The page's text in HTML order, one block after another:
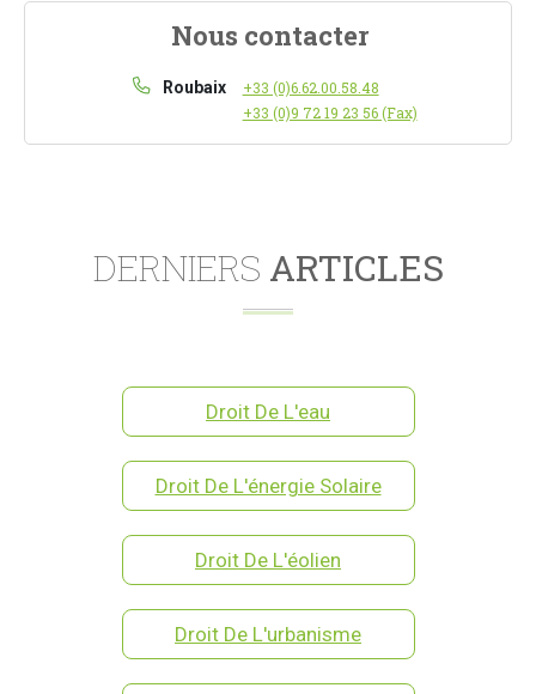
Nous contacter
Roubaix
+33 (0)6.62.00.58.48
+33 (0)9 72 19 23 56 (Fax)
DERNIERS ARTICLES
Droit De L'eau
Droit De L'énergie Solaire
Droit De L'éolien
Droit De L'urbanisme